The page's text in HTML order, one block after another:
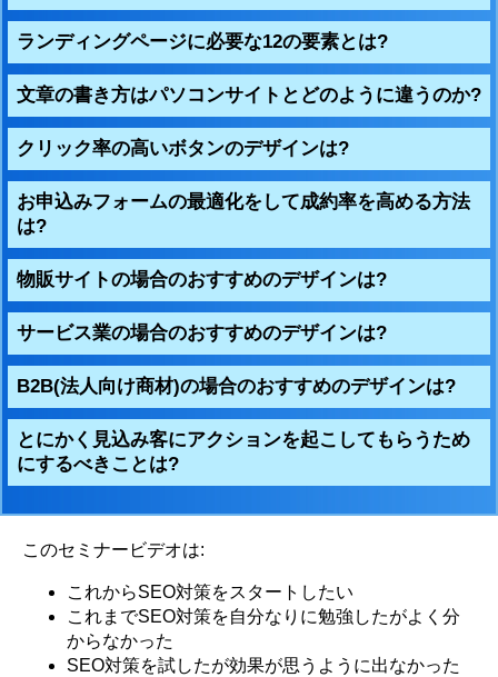
ランディングページに必要な12の要素とは?
文章の書き方はパソコンサイトとどのように違うのか?
クリック率の高いボタンのデザインは?
お申込みフォームの最適化をして成約率を高める方法
は?
物販サイトの場合のおすすめのデザインは?
サービス業の場合のおすすめのデザインは?
B2B(法人向け商材)の場合のおすすめのデザインは?
とにかく見込み客にアクションを起こしてもらうため
にするべきことは?
このセミナービデオは:
これからSEO対策をスタートしたい
これまでSEO対策を自分なりに勉強したがよく分
からなかった
SEO対策を試したが効果が思うように出なかった